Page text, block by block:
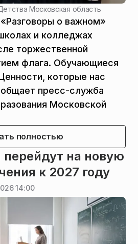
Московская область
о важном»
и колледжах
торжественной
флага. Обучающиеся
которые нас
пресс-служба
Московской
полностью
на новую
к 2027 году
14:00